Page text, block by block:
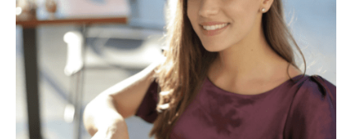
LA
DECISIÓN
COMPRA
DE
COMENSALES